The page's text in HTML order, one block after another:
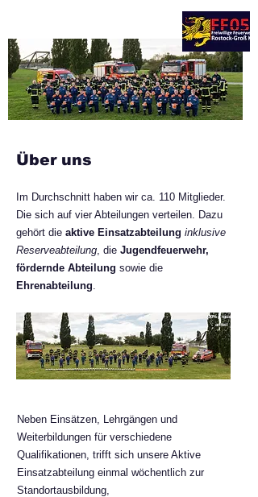
© FF Rostock-Groß Klein
Über uns
Im Durchschnitt haben wir ca. 110 Mitglieder.
Die sich auf vier Abteilungen verteilen. Dazu
gehört die aktive Einsatzabteilung inklusive
Reserveabteilung, die Jugendfeuerwehr,
fördernde Abteilung sowie die
Ehrenabteilung.
30% Frauen-
anteil
Neben Einsätzen, Lehrgängen und
Weiterbildungen für verschiedene
Qualifikationen, trifft sich unsere Aktive
Einsatzabteilung einmal wöchentlich zur
Standortausbildung,